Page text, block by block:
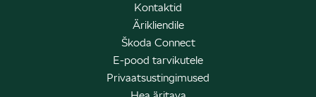
Kontaktid
Ärikliendile
Škoda Connect
E-pood tarvikutele
Privaatsustingimused